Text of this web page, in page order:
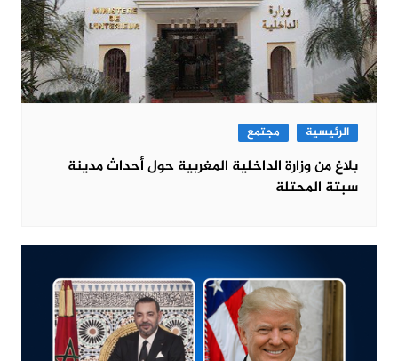
الرئيسية مجتمع
بلاغ من وزارة الداخلية المغربية حول أحداث مدينة
سبتة المحتلة